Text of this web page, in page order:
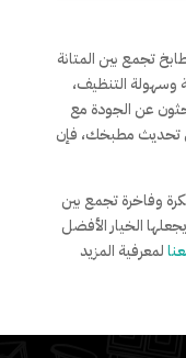
تجمع بين المتانة
التنظيف،
عن الجودة مع
تحديث مطبخك، فإن
وفاخرة تجمع بين
الخيار الأفضل
لمعرفية المزيد